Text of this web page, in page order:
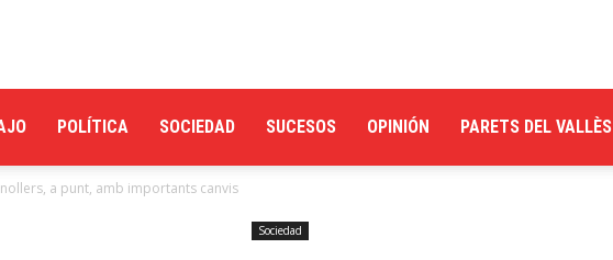
POLÍTICA SOCIEDAD SUCESOS OPINIÓN PARETS DEL VALLÈS
a punt, amb importants canvis
Sociedad